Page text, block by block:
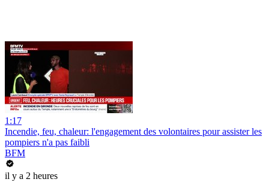
1:17
Incendie, feu, chaleur: l'engagement des volontaires pour assister les
pompiers n'a pas faibli
BFM
il y a 2 heures